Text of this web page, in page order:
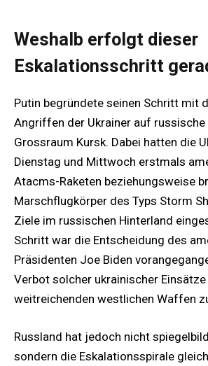
Weshalb erfolgt dieser
Eskalationsschritt
Putin begründete seinen Schritt mit
Angriffen der Ukrainer auf
Grossraum Kursk. Dabei hatten die
Dienstag und Mittwoch erstmals
Atacms-Raketen beziehungsweise
Marschflugkörper des Typs Storm
Ziele im russischen Hinterland
Schritt war die Entscheidung des
Präsidenten Joe Biden
Verbot solcher ukrainischer
weitreichenden westlichen Waffen
Russland hat jedoch nicht
sondern die Eskalationsspirale